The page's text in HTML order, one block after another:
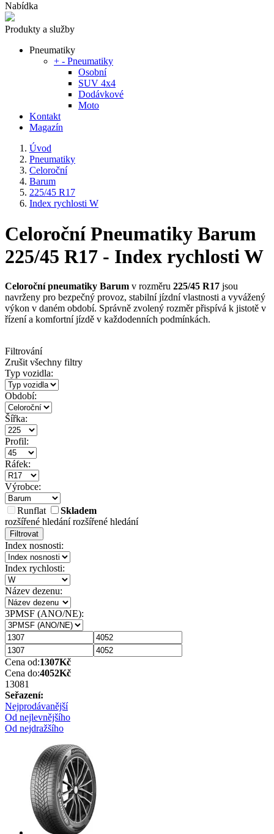
Nabídka
Produkty a služby
Pneumatiky
+ - Pneumatiky
Osobní
SUV 4x4
Dodávkové
Moto
Kontakt
Magazín
Úvod
Pneumatiky
Celoroční
Barum
225/45 R17
Index rychlosti W
Celoroční Pneumatiky Barum
225/45 R17 - Index rychlosti W
Celoroční pneumatiky Barum v rozměru 225/45 R17 jsou
navrženy pro bezpečný provoz, stabilní jízdní vlastnosti a vyvážený
výkon v daném období. Správně zvolený rozměr přispívá k jistotě v
řízení a komfortní jízdě v každodenních podmínkách.
Filtrování
Zrušit všechny filtry
Typ vozidla:
Období:
Šířka:
Profil:
Ráfek:
Výrobce:
Runflat
Skladem
rozšířené hledánírozšířené hledání
Filtrovat
Index nosnosti:
Index rychlosti:
Název dezenu:
3PMSF (ANO/NE):
Cena od:1307Kč
Cena do:4052Kč
13081
Seřazení:
Nejprodávanější
Od nejlevnějšího
Od nejdražšího